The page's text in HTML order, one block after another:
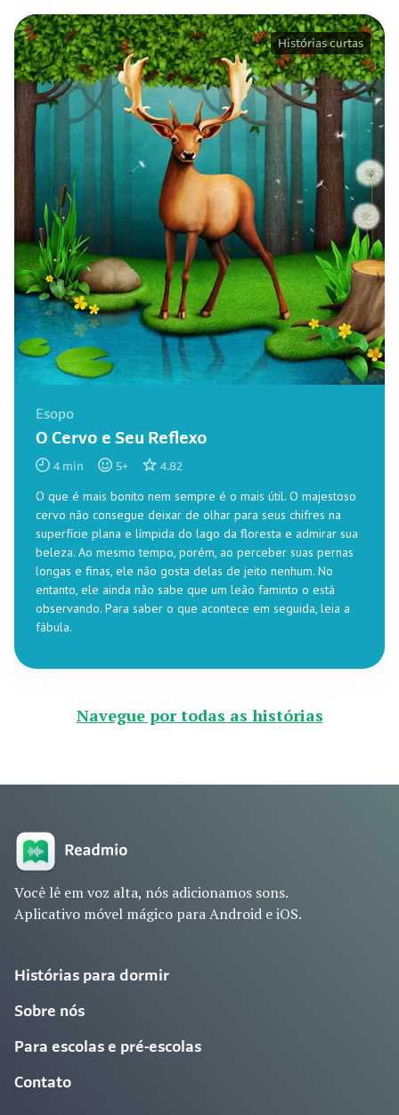
Esopo
O Cervo e Seu Reflexo
4min 5+ 4.82
O que é mais bonito nem sempre é o mais útil. O majestoso
cervo não consegue deixar de olhar para seus chifres na
superfície plana e límpida do lago da floresta e admirar sua
beleza. Ao mesmo tempo, porém, ao perceber suas pernas
longas e finas, ele não gosta delas de jeito nenhum. No
entanto, ele ainda não sabe que um leão faminto o está
observando. Para saber o que acontece em seguida, leia a
fábula.
Histórias curtas
Navegue por todas as histórias
Você lê em voz alta, nós adicionamos sons.
Aplicativo móvel mágico para Android e iOS.
Histórias para dormir
Sobre nós
Para escolas e pré-escolas
Contato